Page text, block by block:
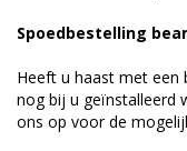
Spoedbestelling
Heeft u haast met een
nog bij u geïnstalleerd
ons op voor de